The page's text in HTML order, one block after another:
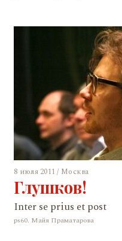
8 июля 2011 / Москва
Глушков!
Inter se prius et post
ps60. Майя Праматарова